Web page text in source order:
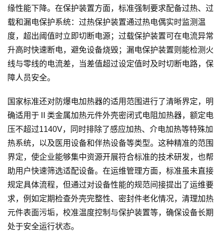
缘性能下降。在保护装置方面，标准强制要求配备过热、过
载和漏电保护系统：过热保护装置通过热电偶实时监测温
度，超出阈值时立即切断电源；过载保护装置可在电流异常
升高时快速断电，避免设备烧毁；漏电保护装置则能检测火
线与零线的电流差，当差值超过设定值时及时切断电路，保
障人员安全。
国家标准还对防爆电加热器的适用范围进行了清晰界定，明
确适用于Ⅱ类金属加热元件外壳密闭式电阻加热器，额定电
压不超过1140V，同时排除了感应加热、介电加热等特殊加
热系统，以及医用设备和伴热设备等类型。这种精准的范围
界定，使企业能够集中资源开展符合标准的技术研发，也帮
助用户快速筛选适配设备。在运维管理方面，标准虽未直接
规定具体流程，但通过对设备性能的规范间接提出了运维要
求，例如定期检查外壳完整性、密封件老化情况，清理加热
元件表面污垢，校准温度控制与保护装置等，确保设备长期
处于安全运行状态。